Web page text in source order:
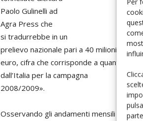
Paolo Gulinelli ad
Agra Press che
si tradurrebbe in un
prelievo nazionale pari a 40 milioni di
euro, cifra che corrisponde a quanto
dall’Italia per la campagna
2008/2009».
Osservando gli andamenti mensili si